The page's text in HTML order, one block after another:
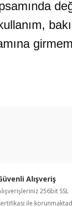
Alışveriş
256bit SSL
ile